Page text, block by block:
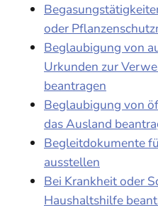
oder
Beglaubigung von
Urkunden zur
beantragen
Beglaubigung von
das Ausland
Begleitdokumente
ausstellen
Bei Krankheit oder
Haushaltshilfe